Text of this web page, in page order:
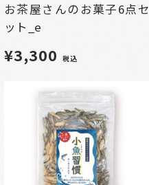
お茶屋さんのお菓子6点セ
ット_e
¥3,300 税込